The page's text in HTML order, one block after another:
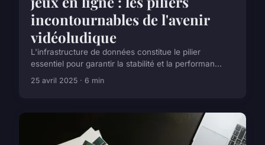
incontournables de l'avenir
vidéoludique
L'infrastructure de données constitue le pilier
essentiel pour garantir la stabilité et la performan...
25 avril 2025 · 6 min